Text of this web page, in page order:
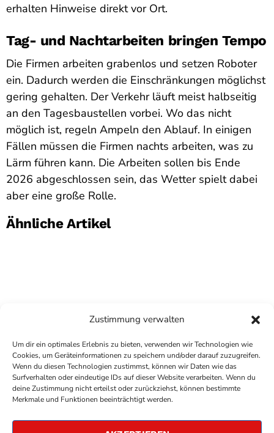
Zustimmung verwalten
Um dir ein optimales Erlebnis zu bieten, verwenden wir Technologien wie
Cookies, um Geräteinformationen zu speichern und/oder darauf zuzugreifen.
Wenn du diesen Technologien zustimmst, können wir Daten wie das
Surfverhalten oder eindeutige IDs auf dieser Website verarbeiten. Wenn du
deine Zustimmung nicht erteilst oder zurückziehst, können bestimmte
Merkmale und Funktionen beeinträchtigt werden.
erhalten Hinweise direkt vor Ort.
Tag- und Nachtarbeiten bringen Tempo
Die Firmen arbeiten grabenlos und setzen Roboter
ein. Dadurch werden die Einschränkungen möglichst
gering gehalten. Der Verkehr läuft meist halbseitig
an den Tagesbaustellen vorbei. Wo das nicht
möglich ist, regeln Ampeln den Ablauf. In einigen
Fällen müssen die Firmen nachts arbeiten, was zu
Lärm führen kann. Die Arbeiten sollen bis Ende
2026 abgeschlossen sein, das Wetter spielt dabei
aber eine große Rolle.
Ähnliche Artikel
COPYRIGHTANTENNE BAD KREUZNACH